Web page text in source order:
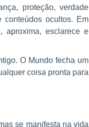
proteção, verdade
conteúdos ocultos. Em
aproxima, esclarece e
O Mundo fecha um
coisa pronta para
se manifesta na vida